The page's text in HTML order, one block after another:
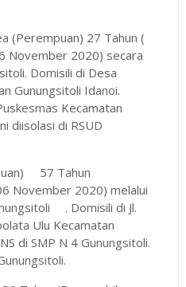
(Perempuan) 27 Tahun (
November 2020) secara
Domisili di Desa
Gunungsitoli Idanoi.
Kecamatan
diisolasi di RSUD
57 Tahun
November 2020) melalui
. Domisili di Jl.
Ulu Kecamatan
di SMP N 4 Gunungsitoli.